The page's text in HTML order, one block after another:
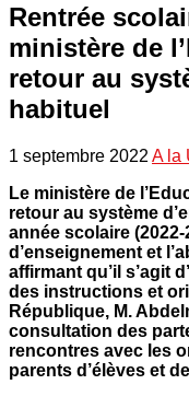
Rentrée
ministère de
retour au
habituel
1 septembre 2022 A la
Le ministère de
retour au système
année scolaire
d’enseignement et
affirmant qu’il s’agit
des instructions et
République, M.
consultation des
rencontres avec les
parents d’élèves et